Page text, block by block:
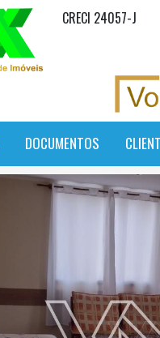
CRECI 24057-J
DOCUMENTOS